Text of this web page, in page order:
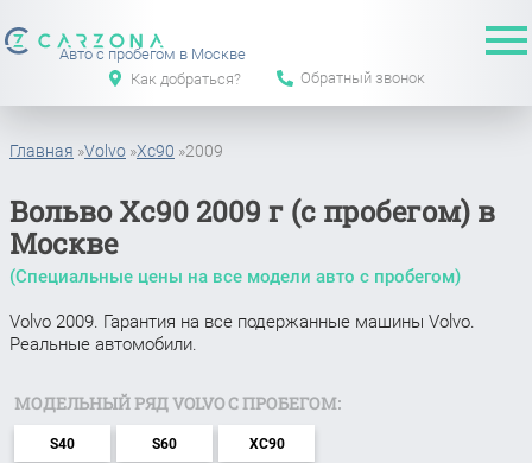
Авто с пробегом в Москве
Как добраться?
Обратный звонок
Главная »Volvo »Xc90 »2009
Вольво Xc90 2009 г (с пробегом) в
Москве
(Специальные цены на все модели авто с пробегом)
Volvo 2009. Гарантия на все подержанные машины Volvo.
Реальные автомобили.
МОДЕЛЬНЫЙ РЯД VOLVO С ПРОБЕГОМ:
S40 S60 XC90